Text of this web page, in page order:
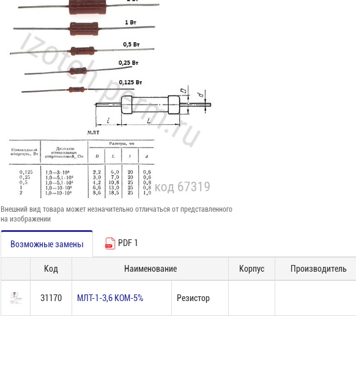
Внешний вид товара может незначительно отличаться от представленного
на изображении
Возможные замены PDF 1
Код Наименование Корпус Производитель
31170 МЛТ-1-3,6 КОМ-5% Резистор